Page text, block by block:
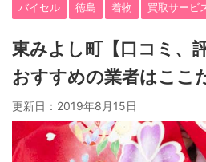
バイセル 徳島 着物 買取サービ
東みよし町【口コミ、
おすすめの業者はここ
更新日： 2019年8月15日